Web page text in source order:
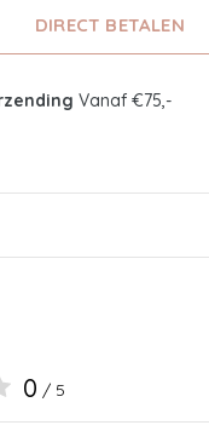
DIRECT BETALEN
Vanaf €75,-
0 / 5